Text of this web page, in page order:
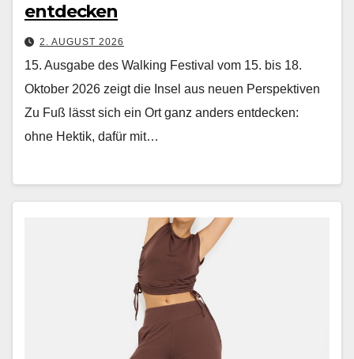
entdecken
2. AUGUST 2026
15. Ausgabe des Walking Festival vom 15. bis 18.
Oktober 2026 zeigt die Insel aus neuen Perspektiven
Zu Fuß lässt sich ein Ort ganz anders ent­deck­en:
ohne Hek­tik, dafür mit…